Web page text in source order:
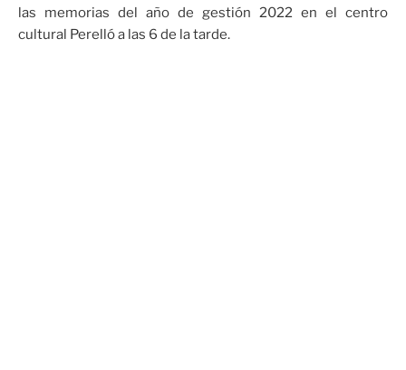
las memorias del año de gestión 2022 en el centro
cultural Perelló a las 6 de la tarde.